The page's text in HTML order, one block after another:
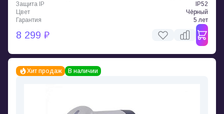
Защита IP
IP52
Цвет
Чёрный
Гарантия
5 лет
8 299 ₽
Хит продаж В наличии